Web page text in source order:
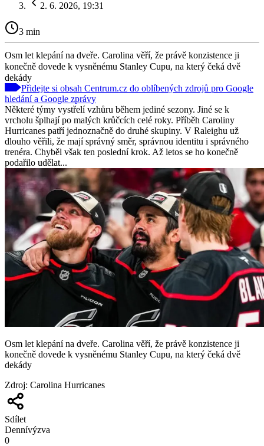
2. 6. 2026, 19:31
3 min
Osm let klepání na dveře. Carolina věří, že právě konzistence ji
konečně dovede k vysněnému Stanley Cupu, na který čeká dvě
dekády
Přidejte si obsah Centrum.cz do oblíbených zdrojů pro Google
hledání a Google zprávy
Některé týmy vystřelí vzhůru během jediné sezony. Jiné se k
vrcholu šplhají po malých krůčcích celé roky. Příběh Caroliny
Hurricanes patří jednoznačně do druhé skupiny. V Raleighu už
dlouho věřili, že mají správný směr, správnou identitu i správného
trenéra. Chyběl však ten poslední krok. Až letos se ho konečně
podařilo udělat...
Osm let klepání na dveře. Carolina věří, že právě konzistence ji
konečně dovede k vysněnému Stanley Cupu, na který čeká dvě
dekády
Zdroj: Carolina Hurricanes
Sdílet
Dennívýzva
0